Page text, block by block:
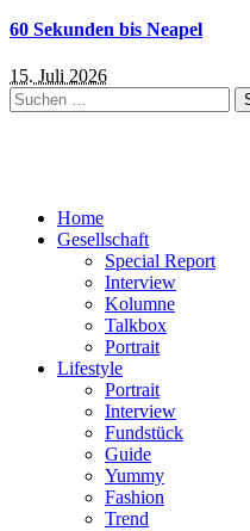
60 Sekunden bis Neapel
15. Juli 2026
Suchen
nach:
Home
Gesellschaft
Special Report
Interview
Kolumne
Talkbox
Portrait
Lifestyle
Portrait
Interview
Fundstück
Guide
Yummy
Fashion
Trend